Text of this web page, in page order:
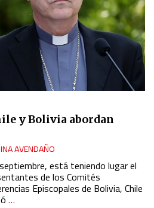
y Bolivia abordan
AVENDAÑO
está teniendo lugar el
de los Comités
Episcopales de Bolivia, Chile
…